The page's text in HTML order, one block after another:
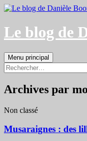
Aller
contenu
Le blog de
Recherche
Menu principal
Rechercher :
Archives par
Non classé
Musaraignes : des